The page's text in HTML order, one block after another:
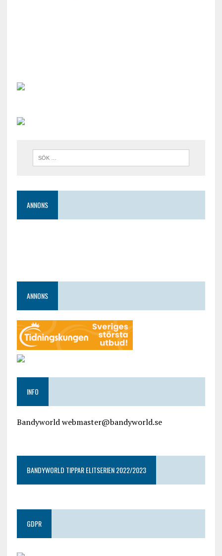
ANNONS
ANNONS
INFO
Bandyworld webmaster@bandyworld.se
BANDYWORLD TIPPAR ELITSERIEN 2022/2023
GDPR